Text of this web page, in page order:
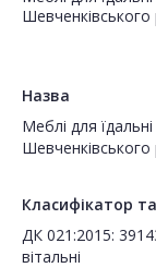
Назва
Меблі для
Класифікатор
ДК 021:2015:
вітальні